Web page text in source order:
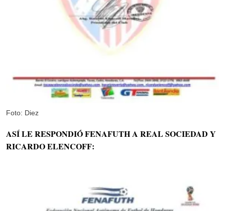
Foto: Diez
ASÍ LE RESPONDIÓ FENAFUTH A REAL SOCIEDAD Y
RICARDO ELENCOFF: